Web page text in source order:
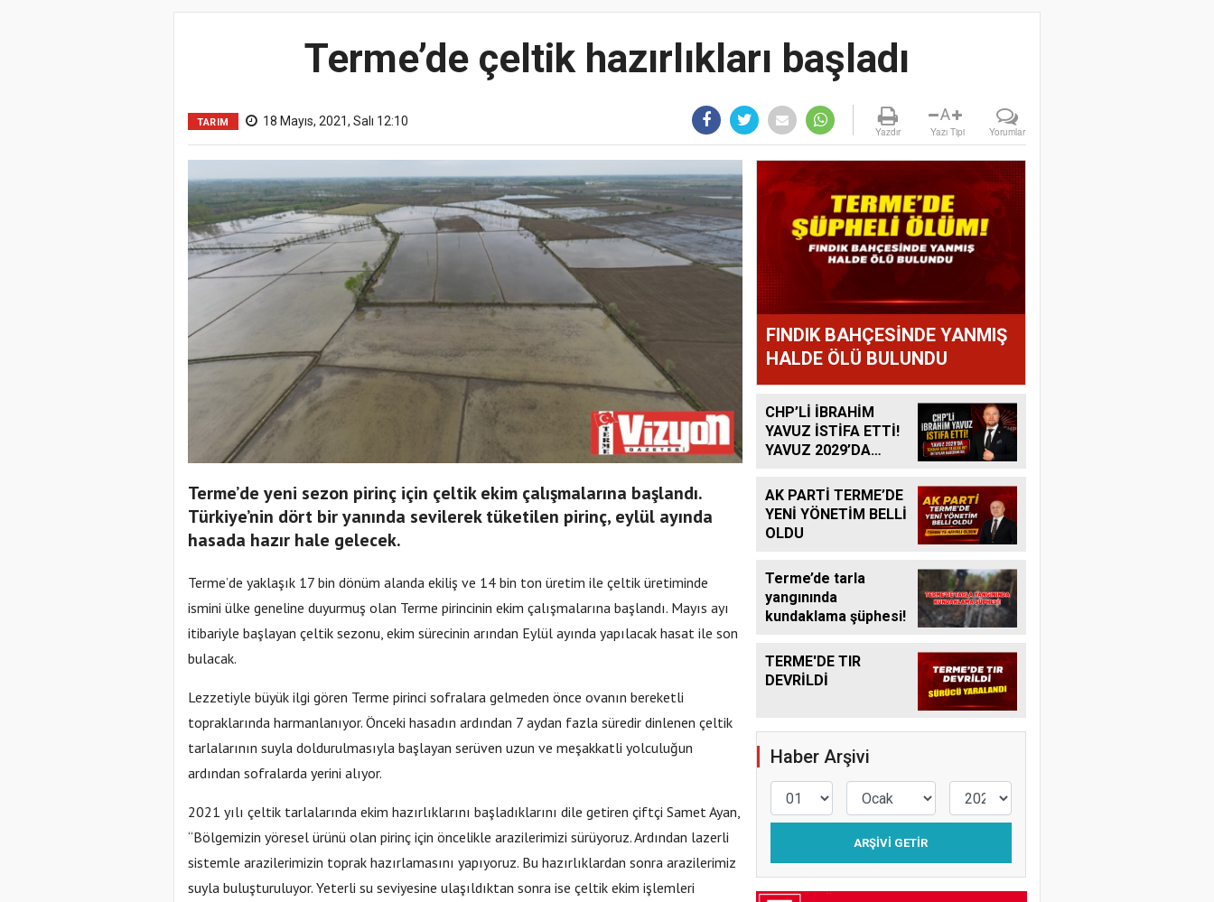
Terme’de çeltik hazırlıkları başladı
TARIM 18 Mayıs, 2021, Salı 12:10
Yazdır
A
Yazı Tipi Yorumlar
Terme’de yeni sezon pirinç için çeltik ekim çalışmalarına başlandı.
Türkiye’nin dört bir yanında sevilerek tüketilen pirinç, eylül ayında
hasada hazır hale gelecek.
Terme’de yaklaşık 17 bin dönüm alanda ekiliş ve 14 bin ton üretim ile çeltik üretiminde
ismini ülke geneline duyurmuş olan Terme pirincinin ekim çalışmalarına başlandı. Mayıs ayı
itibariyle başlayan çeltik sezonu, ekim sürecinin arından Eylül ayında yapılacak hasat ile son
bulacak.
Lezzetiyle büyük ilgi gören Terme pirinci sofralara gelmeden önce ovanın bereketli
topraklarında harmanlanıyor. Önceki hasadın ardından 7 aydan fazla süredir dinlenen çeltik
tarlalarının suyla doldurulmasıyla başlayan serüven uzun ve meşakkatli yolculuğun
ardından sofralarda yerini alıyor.
2021 yılı çeltik tarlalarında ekim hazırlıklarını başladıklarını dile getiren çiftçi Samet Ayan,
“Bölgemizin yöresel ürünü olan pirinç için öncelikle arazilerimizi sürüyoruz. Ardından lazerli
sistemle arazilerimizin toprak hazırlamasını yapıyoruz. Bu hazırlıklardan sonra arazilerimiz
suyla buluşturuluyor. Yeterli su seviyesine ulaşıldıktan sonra ise çeltik ekim işlemleri
FINDIK BAHÇESİNDE YANMIŞ
HALDE ÖLÜ BULUNDU
CHP’Lİ İBRAHİM
YAVUZ İSTİFA ETTİ!
YAVUZ 2029’DA
OLACAK MI?
AK PARTİ TERME’DE
YENİ YÖNETİM BELLİ
OLDU
Terme’de tarla
yangınında
kundaklama şüphesi!
TERME'DE TIR
DEVRİLDİ
Haber Arşivi
ARŞIVI GETIR